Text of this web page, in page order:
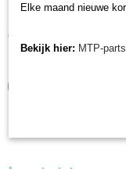
Mes Morgnieux
€ 102,33
Elke maand nieuwe
Bekijk hier: MTP-